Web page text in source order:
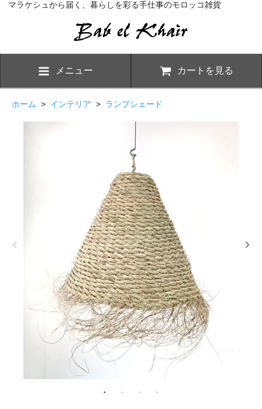
マラケシュから届く、暮らしを彩る手仕事のモロッコ雑貨
メニュー カートを見る
ホーム > インテリア > ランプシェード